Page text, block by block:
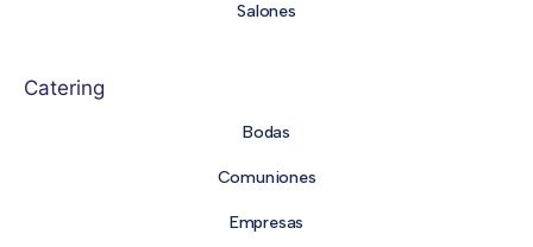
Salones
Catering
Bodas
Comuniones
Empresas